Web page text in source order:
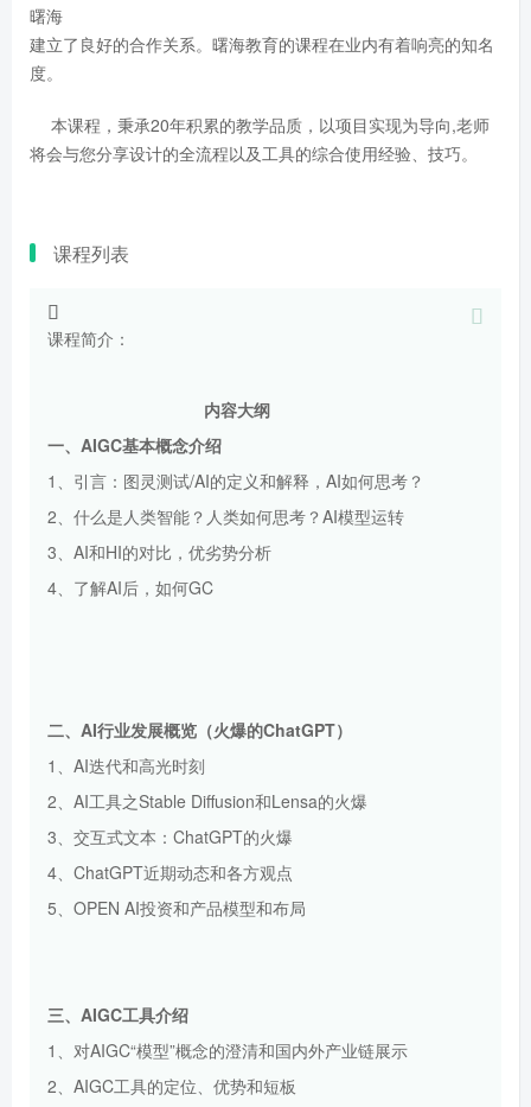
曙海
建立了良好的合作关系。曙海教育的课程在业内有着响亮的知名
度。
本课程，秉承20年积累的教学品质，以项目实现为导向,老师
将会与您分享设计的全流程以及工具的综合使用经验、技巧。
课程列表
课程简介：
内容大纲
一、AIGC基本概念介绍
1、引言：图灵测试/AI的定义和解释，AI如何思考？
2、什么是人类智能？人类如何思考？AI模型运转
3、AI和HI的对比，优劣势分析
4、了解AI后，如何GC
二、 AI行业发展概览（火爆的ChatGPT）
1、AI迭代和高光时刻
2、AI工具之Stable Diffusion和Lensa的火爆
3、交互式文本：ChatGPT的火爆
4、ChatGPT近期动态和各方观点
5、OPEN AI投资和产品模型和布局
三、 AIGC工具介绍
1、对AIGC“模型”概念的澄清和国内外产业链展示
2、AIGC工具的定位、优势和短板